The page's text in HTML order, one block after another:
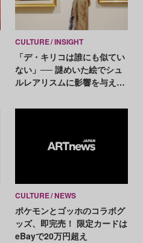
CULTURE INSIGHT
「デ・キリコは誰にも似てい
ない」── 謎めいた絵でシュ
ルレアリスムに影響を与えた
CULTURE NEWS
ポケモンとゴッホのコラボグ
ッズ、即完売！ 限定カードは
eBayで20万円超え